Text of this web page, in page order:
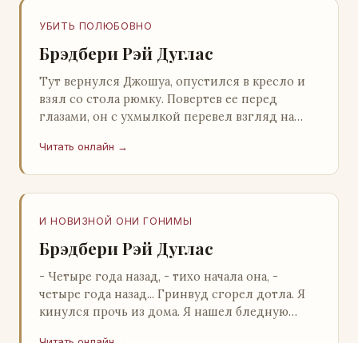
УБИТЬ ПОЛЮБОВНО
Брэдбери Рэй Дуглас
Тут вернулся Джошуа, опустился в кресло и
взял со стола рюмку. Повертев ее перед
глазами, он с ухмылкой перевел взгляд на
видом с…
Читать онлайн →
И НОВИЗНОЙ ОНИ ГОНИМЫ
Брэдбери Рэй Дуглас
- Четыре года назад, - тихо начала она, -
четыре года назад... Гринвуд сгорел дотла. Я
кинулся прочь из дома. Я нашел бледную